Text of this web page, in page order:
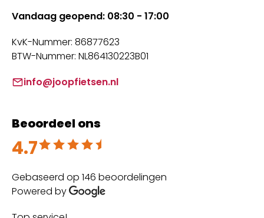
Vandaag geopend: 08:30 - 17:00
KvK-Nummer: 86877623
BTW-Nummer: NL864130223B01
info@joopfietsen.nl
Beoordeel ons
4.7
Beoordeeld met 4.7 uit 5
Gebaseerd op 146 beoordelingen
Powered by